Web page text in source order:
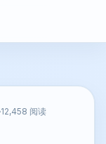
12,458 阅读